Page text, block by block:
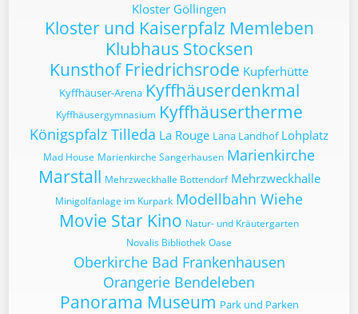
Kloster Göllingen
Kloster und Kaiserpfalz Memleben
Klubhaus Stocksen
Kunsthof Friedrichsrode Kupferhütte
Kyffhäuser-Arena Kyffhäuserdenkmal
Kyffhäusergymnasium Kyffhäusertherme
Königspfalz Tilleda La Rouge Lana Landhof Lohplatz
Mad House Marienkirche Sangerhausen Marienkirche
Marstall Mehrzweckhalle Bottendorf Mehrzweckhalle
Minigolfanlage im Kurpark Modellbahn Wiehe
Movie Star Kino Natur- und Kräutergarten
Novalis Bibliothek Oase
Oberkirche Bad Frankenhausen
Orangerie Bendeleben
Panorama Museum Park und Parken